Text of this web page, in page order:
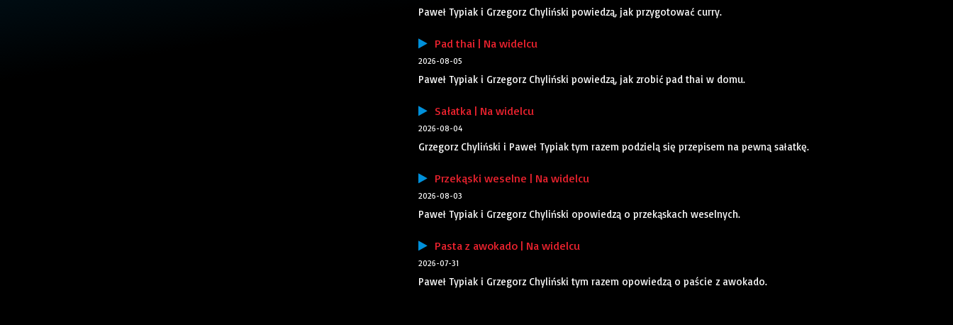
Paweł Typiak i Grzegorz Chyliński powiedzą, jak przygotować curry.
Pad thai | Na widelcu
2026-08-05
Paweł Typiak i Grzegorz Chyliński powiedzą, jak zrobić pad thai w domu.
Sałatka | Na widelcu
2026-08-04
Grzegorz Chyliński i Paweł Typiak tym razem podzielą się przepisem na pewną sałatkę.
Przekąski weselne | Na widelcu
2026-08-03
Paweł Typiak i Grzegorz Chyliński opowiedzą o przekąskach weselnych.
Pasta z awokado | Na widelcu
2026-07-31
Paweł Typiak i Grzegorz Chyliński tym razem opowiedzą o paście z awokado.